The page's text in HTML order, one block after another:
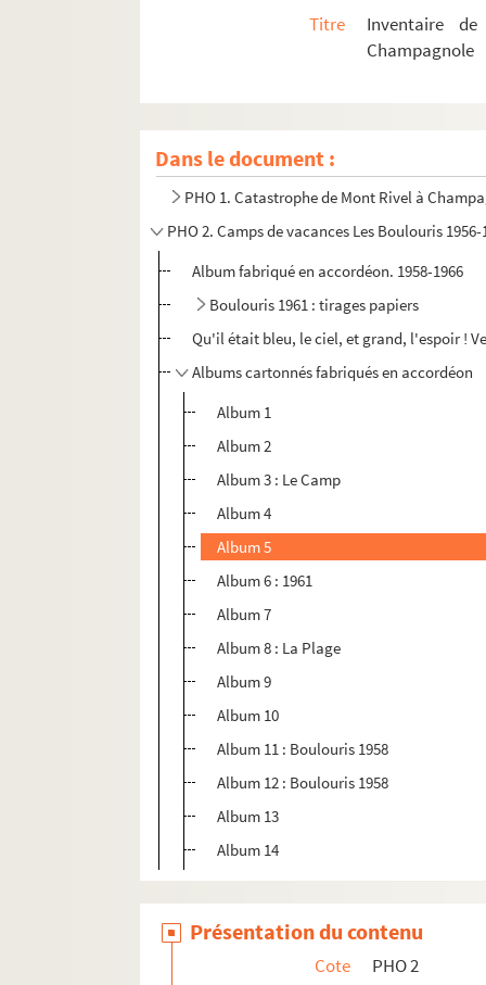
Titre
Inventaire
Champagnole
Dans le document :
PHO 1. Catastrophe de Mont Rivel à
PHO 2. Camps de vacances Les Boulouris
Album fabriqué en accordéon. 1958-1966
Boulouris 1961 : tirages papiers
Qu'il était bleu, le ciel, et grand, l'espoir !
Albums cartonnés fabriqués en accordéon
Album 1
Album 2
Album 3 : Le Camp
Album 4
Album 5
Album 6 : 1961
Album 7
Album 8 : La Plage
Album 9
Album 10
Album 11 : Boulouris 1958
Album 12 : Boulouris 1958
Album 13
Album 14
Présentation du contenu
Cote
PHO 2